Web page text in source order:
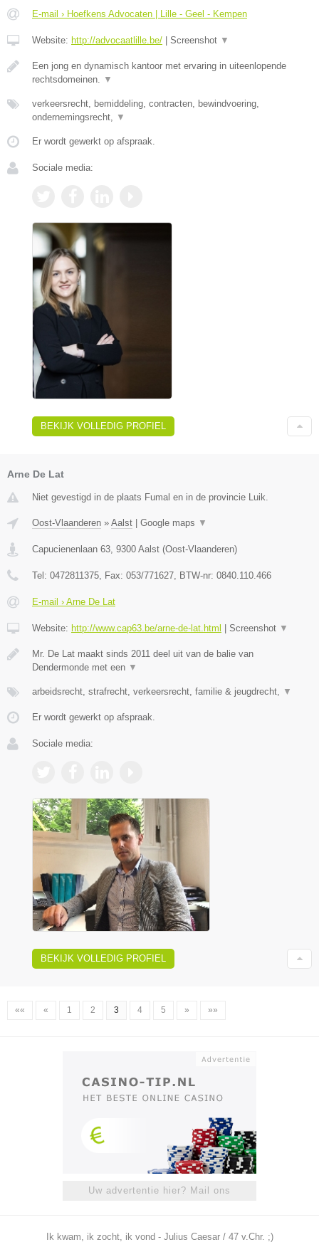
E-mail › Hoefkens Advocaten | Lille - Geel - Kempen
Website: http://advocaatlille.be/ | Screenshot ▼
Een jong en dynamisch kantoor met ervaring in uiteenlopende
rechtsdomeinen.
▼
verkeersrecht, bemiddeling, contracten, bewindvoering,
ondernemingsrecht,
▼
Er wordt gewerkt op afspraak.
Sociale media:
BEKIJK VOLLEDIG PROFIEL
Arne De Lat
Niet gevestigd in de plaats Fumal en in de provincie Luik.
Oost-Vlaanderen » Aalst Google maps ▼
Capucienenlaan 63, 9300 Aalst (Oost-Vlaanderen)
Tel: 0472811375, Fax: 053/771627, BTW-nr: 0840.110.466
E-mail › Arne De Lat
Website: http://www.cap63.be/arne-de-lat.html Screenshot ▼
Mr. De Lat maakt sinds 2011 deel uit van de balie van
Dendermonde met een ▼
arbeidsrecht, strafrecht, verkeersrecht, familie & jeugdrecht, ▼
Er wordt gewerkt op afspraak.
Sociale media:
BEKIJK VOLLEDIG PROFIEL
«« « 1 2 3 4 5 » »»
Uw advertentie hier? Mail ons
Ik kwam, ik zocht, ik vond - Julius Caesar / 47 v.Chr. ;)